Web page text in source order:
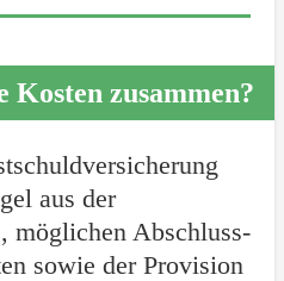
Kosten zusammen?
aus der
möglichen Abschluss-
sowie der Provision